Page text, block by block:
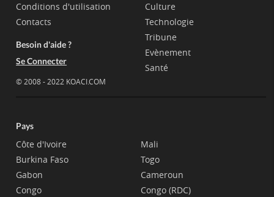
Conditions d'utilisation
Contacts
Besoin d'aide ?
Se Connecter
© 2008 - 2022 KOACI.COM
Culture
Technologie
Tribune
Evènement
Santé
Pays
Côte d'Ivoire
Burkina Faso
Gabon
Congo
Mali
Togo
Cameroun
Congo (RDC)